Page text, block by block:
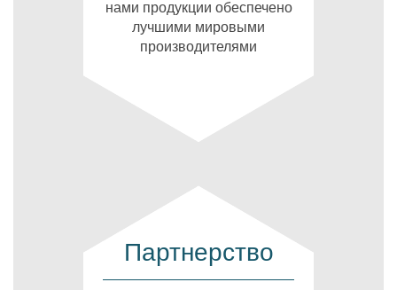
нами продукции обеспечено
лучшими мировыми
производителями
Партнерство